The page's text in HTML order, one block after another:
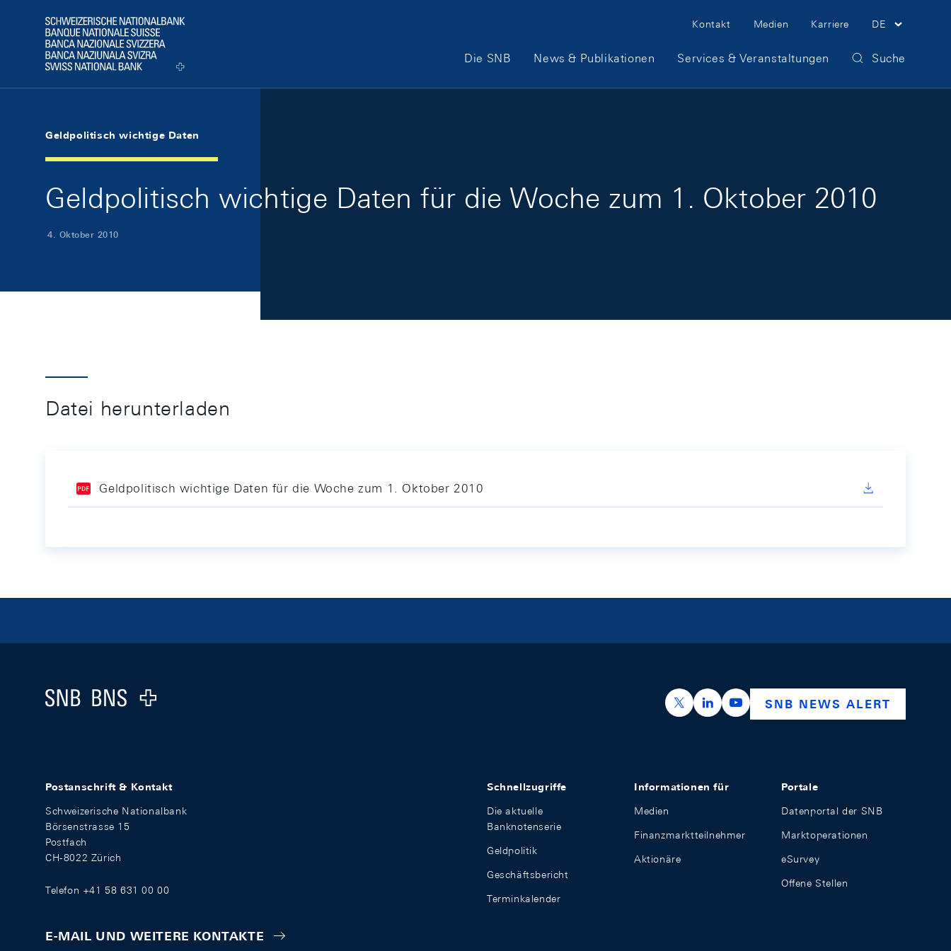
Logo
Meta Navigation
Kontakt Medien Karriere DE
Hauptnavigation
Die SNB News & Publikationen Services & Veranstaltungen Suche
Geldpolitisch wichtige Daten
Geldpolitisch wichtige Daten für die Woche zum 1. Oktober 2010
4. Oktober 2010
Datei herunterladen
Geldpolitisch wichtige Daten für die Woche zum 1. Oktober 2010
Logo
https://x.com/snb_bns
https://ch.linkedin.com/company/swiss-
https://www.youtube.com/
SNB NEWS ALERT
Postanschrift & Kontakt
Schweizerische Nationalbank
Börsenstrasse 15
Postfach
CH-8022 Zürich
Telefon +41 58 631 00 00
E-MAIL UND WEITERE KONTAKTE
Schnellzugriffe
Die aktuelle
Banknotenserie
Geldpolitik
Geschäftsbericht
Terminkalender
Informationen für
Medien
Finanzmarktteilnehmer
Aktionäre
Portale
Datenportal der SNB
Marktoperationen
eSurvey
Offene Stellen